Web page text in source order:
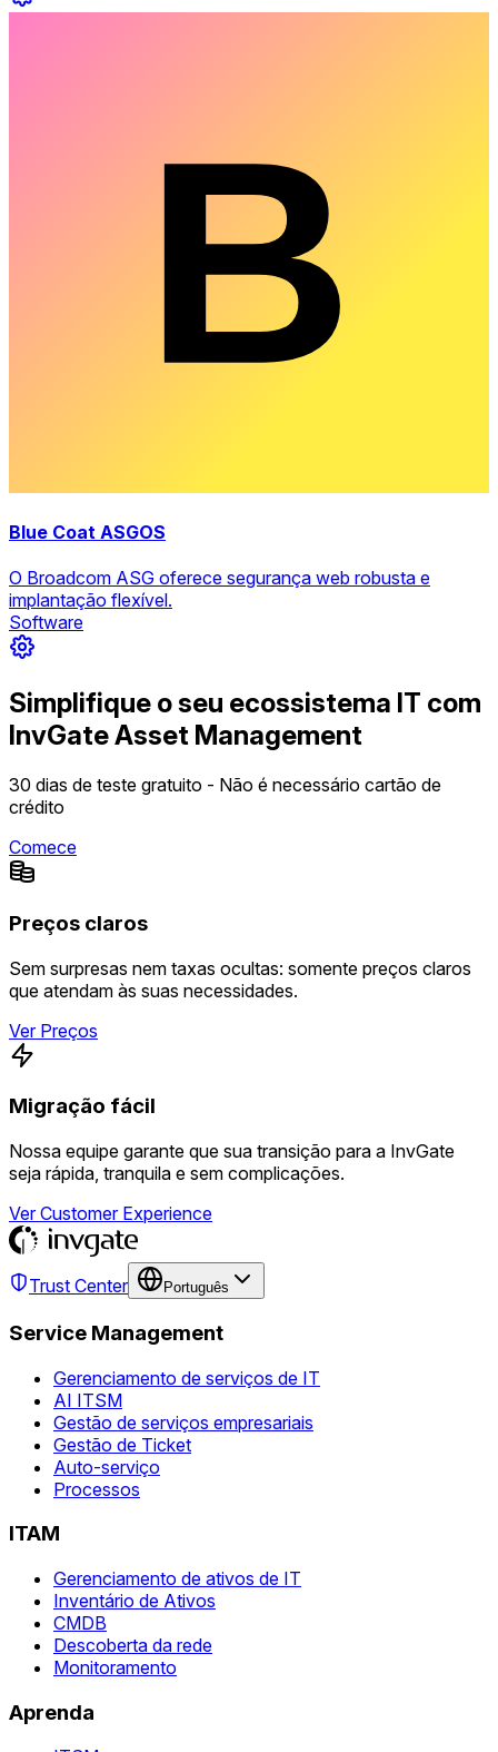
Blue Coat ASGOS
O Broadcom ASG oferece segurança web robusta e
implantação flexível.
Software
Simplifique o seu ecossistema IT com
InvGate Asset Management
30 dias de teste gratuito - Não é necessário cartão de
crédito
Comece
Preços claros
Sem surpresas nem taxas ocultas: somente preços claros
que atendam às suas necessidades.
Ver Preços
Migração fácil
Nossa equipe garante que sua transição para a InvGate
seja rápida, tranquila e sem complicações.
Ver Customer Experience
Trust Center Português
Service Management
Gerenciamento de serviços de IT
AI ITSM
Gestão de serviços empresariais
Gestão de Ticket
Auto-serviço
Processos
ITAM
Gerenciamento de ativos de IT
Inventário de Ativos
CMDB
Descoberta da rede
Monitoramento
Aprenda